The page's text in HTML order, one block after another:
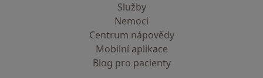
Služby
Nemoci
Centrum nápovědy
Mobilní aplikace
Blog pro pacienty